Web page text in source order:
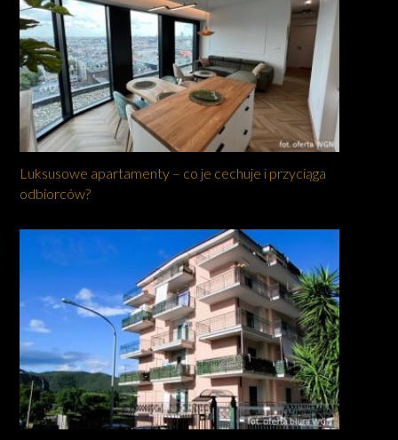
Luksusowe apartamenty – co je cechuje i przyciąga
odbiorców?